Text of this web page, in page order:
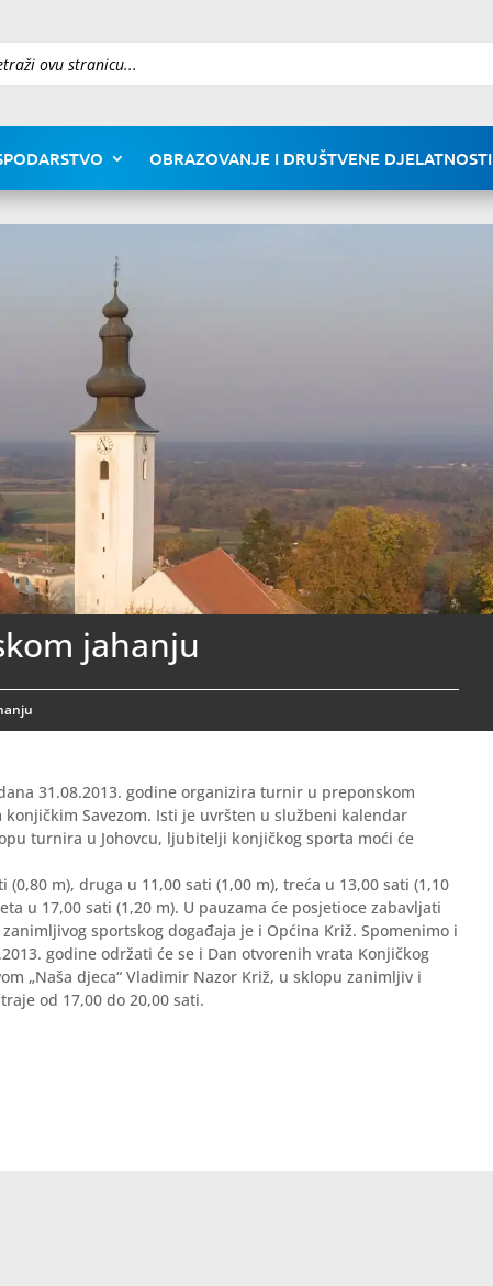
OBRAZOVANJE I DRUŠTVENE DJELATNOSTI
jahanju
31.08.2013. godine organizira turnir u preponskom
Savezom. Isti je uvršten u službeni kalendar
turnira u Johovcu, ljubitelji konjičkog sporta moći će
m), druga u 11,00 sati (1,00 m), treća u 13,00 sati (1,10
u 17,00 sati (1,20 m). U pauzama će posjetioce zabavljati
sportskog događaja je i Općina Križ. Spomenimo i
godine održati će se i Dan otvorenih vrata Konjičkog
„Naša djeca“ Vladimir Nazor Križ, u sklopu zanimljiv i
od 17,00 do 20,00 sati.